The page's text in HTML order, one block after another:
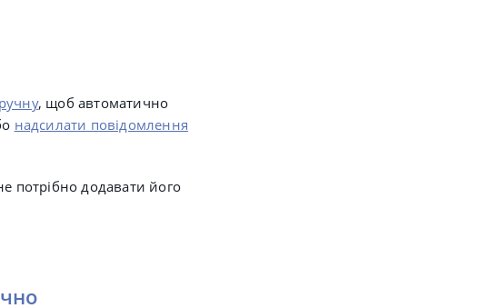
, щоб автоматично
надсилати повідомлення
потрібно додавати його